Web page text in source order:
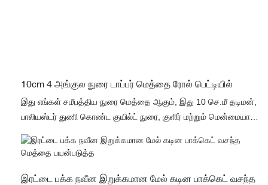
10cm 4 அங்குல நுரை டாப்பர் மெத்தை ரோல் பெட்டியில்
இது எங்கள் சமீபத்திய நுரை மெத்தை ஆகும், இது 10 செ.மீ தடிமன்,
பாலியஸ்டர் துணி கொண்ட குயில்ட் நுரை, குளிர் மற்றும் மென்மையாக,
உங்கள் அசல் மெத்தையின் உச்சியில் வைக்கலாம். வழக்கமான வசந்த
மெத்தை மூலம் உருவாக்க முடியும், கலவையை ஒன்றாக விற்பனை
உதவுகிறது
இரட்டை பக்க நவீன இறுக்கமான மேல் கடின பாக்கெட் வசந்த